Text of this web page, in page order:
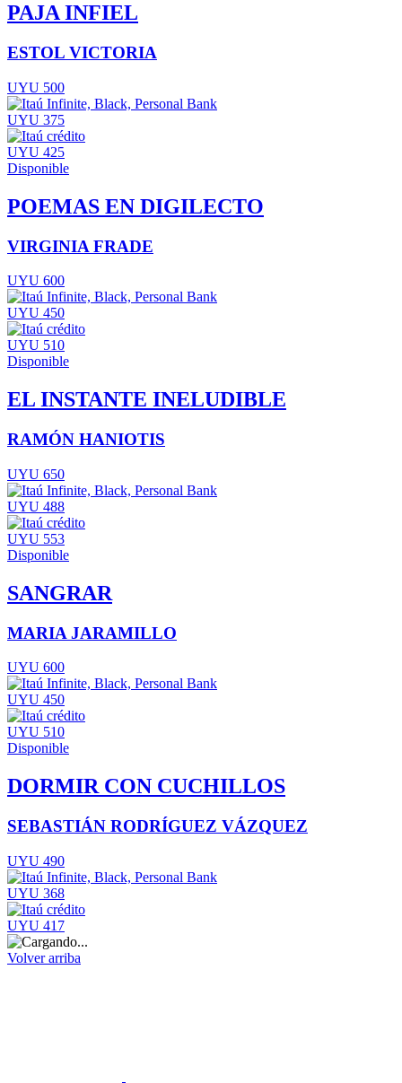
PAJA INFIEL
ESTOL VICTORIA
UYU 500
UYU 375
UYU 425
Disponible
POEMAS EN DIGILECTO
VIRGINIA FRADE
UYU 600
UYU 450
UYU 510
Disponible
EL INSTANTE INELUDIBLE
RAMÓN HANIOTIS
UYU 650
UYU 488
UYU 553
Disponible
SANGRAR
MARIA JARAMILLO
UYU 600
UYU 450
UYU 510
Disponible
DORMIR CON CUCHILLOS
SEBASTIÁN RODRÍGUEZ VÁZQUEZ
UYU 490
UYU 368
UYU 417
Volver arriba